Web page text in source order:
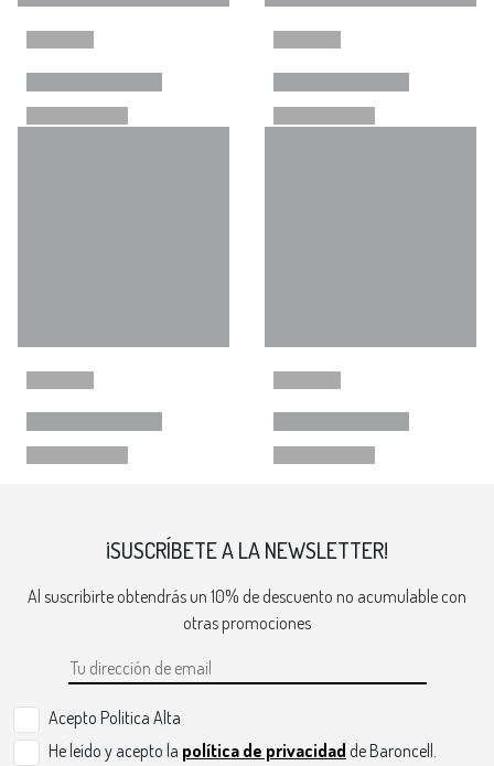
¡SUSCRÍBETE A LA NEWSLETTER!
Al suscribirte obtendrás un 10% de descuento no acumulable con
otras promociones
Acepto Politica Alta
He leído y acepto la política de privacidad de Baroncell.